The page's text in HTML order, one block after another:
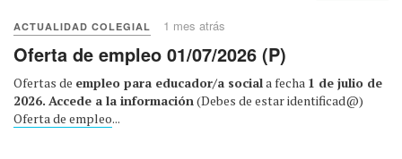
ACTUALIDAD COLEGIAL 1 mes atrás
Oferta de empleo 01/07/2026 (P)
Ofertas de empleo para educador/a sociala fecha 1 de julio de
2026. Accede a la información(Debes de estar identificad@)
Oferta de empleo...